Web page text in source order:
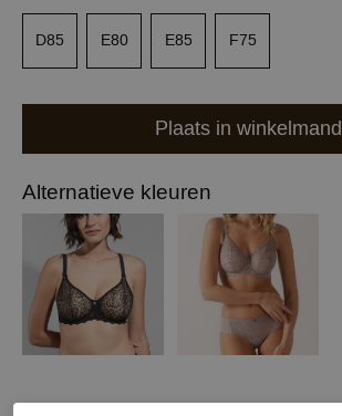
D85 E80 E85 F75
Plaats in winkelmand
Alternatieve kleuren